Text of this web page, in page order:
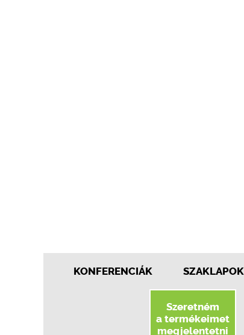
KONFERENCIÁK SZAKLAPOK
Szeretném
a termékeimet
megjelentetni